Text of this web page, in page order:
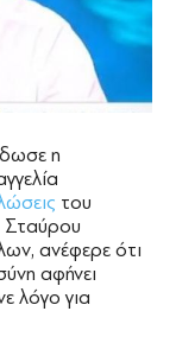
η
του
Σταύρου
ανέφερε ότι
αφήνει
λόγο για